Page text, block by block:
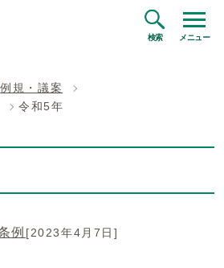
検索 メニュー
例規・議案
令和5年
例 [2023年4月7日]